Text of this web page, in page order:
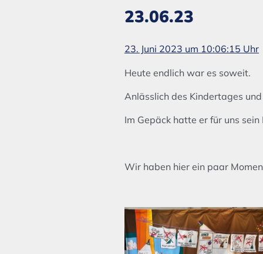
23.06.23
23. Juni 2023 um 10:06:15 Uhr
Heute endlich war es soweit.
Anlässlich des Kindertages
Im Gepäck hatte er für uns
Wir haben hier ein paar